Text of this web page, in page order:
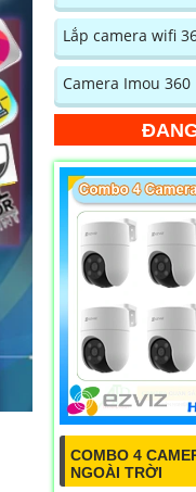
Lắp camera wifi
Camera Imou 360
COMBO 4
NGOÀI TRỜI